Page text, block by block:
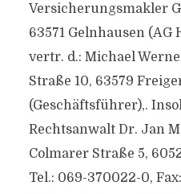
Versicherungsmakler
63571 Gelnhausen (AG
vertr. d.: Michael
Straße 10, 63579
(Geschäftsführer),.
Rechtsanwalt Dr. Jan
Colmarer Straße 5,
Tel.: 069-370022-0,